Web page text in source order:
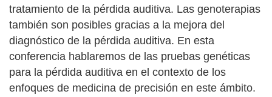
tratamiento de la pérdida auditiva. Las genoterapias
también son posibles gracias a la mejora del
diagnóstico de la pérdida auditiva. En esta
conferencia hablaremos de las pruebas genéticas
para la pérdida auditiva en el contexto de los
enfoques de medicina de precisión en este ámbito.